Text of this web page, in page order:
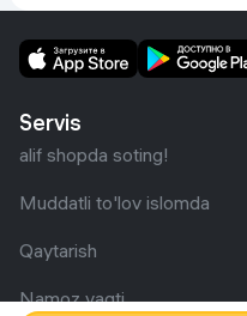
Servis
alif shopda soting!
Muddatli to'lov islomda
Qaytarish
Namoz vaqti